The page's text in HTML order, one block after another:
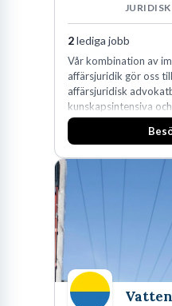
2lediga jobb
Vår kombination av
affärsjuridik gör oss
affärsjuridisk
kunskapsintensiva
expertis inom IP-
marknadsledande
skydda, utveckla och
företagets viktigaste